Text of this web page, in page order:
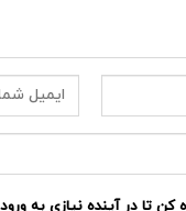
کن تا در آینده نیازی به